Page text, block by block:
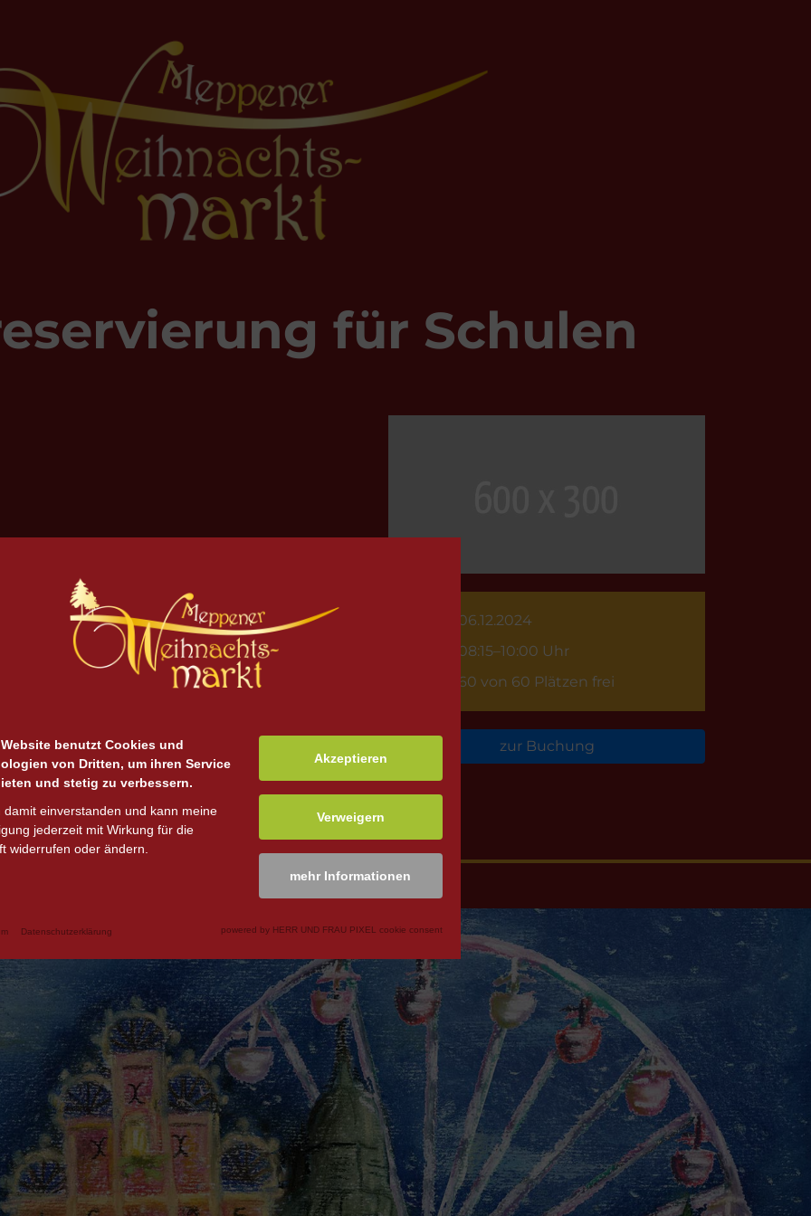
für Schulen
06.12.2024
08:15–10:00 Uhr
60 von 60 Plätzen frei
zur Buchung
Website benutzt Cookies und
von Dritten, um ihren Service
und stetig zu verbessern.
damit einverstanden und kann meine
jederzeit mit Wirkung für die
widerrufen oder ändern.
Akzeptieren
Verweigern
mehr Informationen
Datenschutzerklärung powered by HERR UND FRAU PIXEL cookie consent